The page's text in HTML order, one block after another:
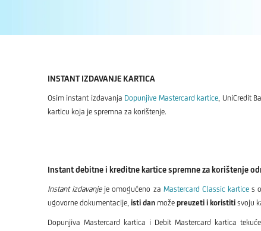
INSTANT IZDAVANJE KARTICA
Osim instant izdavanja Dopunjive Mastercard kartice, UniCredit
karticu koja je spremna za korištenje.
Instant debitne i kreditne kartice spremne za korištenje
Instant izdavanjeje omogućeno za Mastercard Classic kartice s
ugovorne dokumentacije, isti dan može preuzeti i koristiti svoju
Dopunjiva Mastercard kartica i Debit Mastercard kartica